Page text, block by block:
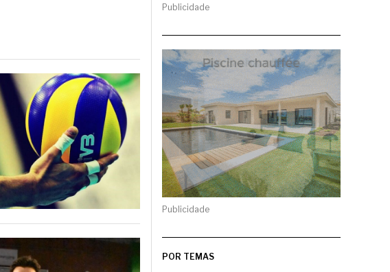
Publicidade
Publicidade
POR TEMAS